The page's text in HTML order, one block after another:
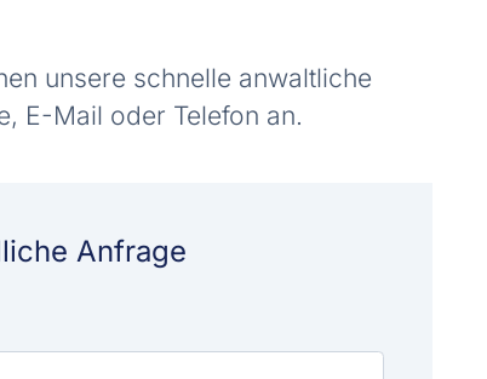
unsere schnelle anwaltliche
E-Mail oder Telefon an.
Anfrage